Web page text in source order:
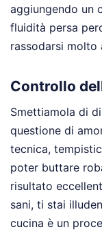
aggiungendo un
fluidità persa
rassodarsi molto
Controllo
Smettiamola di
questione di
tecnica,
poter buttare
risultato
sani, ti stai
cucina è un